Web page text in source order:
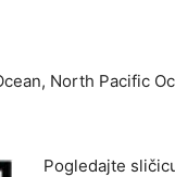
North Pacific
Pogledajte